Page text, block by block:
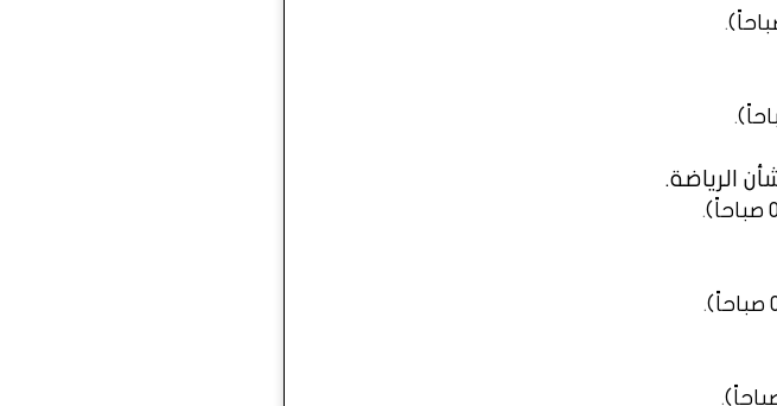
.
.
الرياضة.
.
.
.